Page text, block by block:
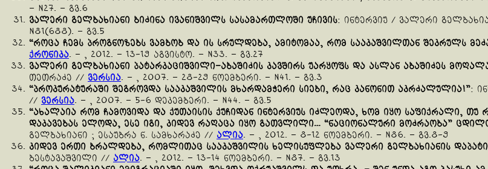
– N27. – გვ.6
ვალერი გელბახიანი ბიძინა ივანიშვილს სასამართლოში უჩივის: ინტერვიუ / ვალერი
N81(688). – გვ.5
“როცა ჩემს პროგნოზებს ვამბობ და ის სრულდება, ამიტომაა, რომ სააკაშვილთან შეკრულს
ქრონიკა. – , 2012. – 13-19 აგვისტო. – N33. – გვ.27
ვალერი გელბახიანი პატარკაციშვილი–აბაშიძის კავშირს უარყოფს და ასლან აბაშიძეს
თეთრაძე // ვერსია. – , 2007. – 28-29 ნოემბერი. – N41. – გვ.3
“პროკურატურაში შეგროვდა სააკაშვილის მხარდამჭერი სიები, რაც კანონით აკრძალულია!”:
// ვერსია. – , 2007. – 5-6 დეკემბერი. – N44. – გვ.5
“ახალაია რომ ჩამოვიდა და ქუთაისის ქუჩიდან ინტერვიუს იძლეოდა, ხომ იყო საფიქრალი, თუ
დაკავებას ელოდა, ესე იგი, კიდევ რაღაცა იყო გათვლილი… “ნაციონალური მოძრაობა”
გელბახიანი ; ესაუბრა ნ. სამხარაძე // ალია. – , 2012. – 8-12 ნოემბერი. – N86. – გვ.8-9
კიდევ ერთი ბრალდება, რომლითაც სააკაშვილის ხელისუფლება ვალერი გელბახიანის
ბესტავაშვილი // ალია. – , 2012. – 13-14 ნოემბერი. – N87. – გვ.13